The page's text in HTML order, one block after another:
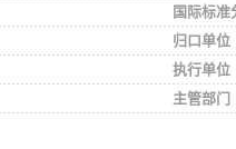
国际标准
归口单位
执行单位
主管部门